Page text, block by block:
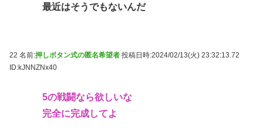
最近はそうでもないんだ
22 名前:押しボタン式の匿名希望者 投稿日時:2024/02/13(火) 23:32:13.72
ID:kJNNZNx40
5の戦闘なら欲しいな
完全に完成してよ